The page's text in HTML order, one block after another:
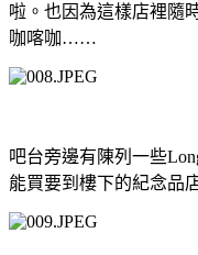
啦。也因為這樣店裡隨
咖喀咖……
吧台旁邊有陳列一些
能買要到樓下的紀念品